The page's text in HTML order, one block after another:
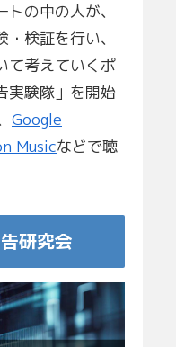
の中の人が、
検証を行い、
て考えていくポ
実験隊」を開始
Google
Musicなどで聴
研究会